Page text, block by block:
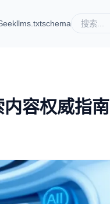
llms.txtschema
容权威指南